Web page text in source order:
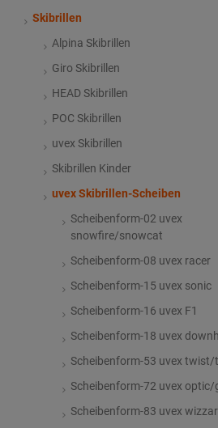
Skibrillen
Alpina Skibrillen
Giro Skibrillen
HEAD Skibrillen
POC Skibrillen
uvex Skibrillen
Skibrillen Kinder
uvex Skibrillen-Scheiben
Scheibenform-02 uvex
snowfire/snowcat
Scheibenform-08 uvex racer
Scheibenform-15 uvex sonic
Scheibenform-16 uvex F1
Scheibenform-18 uvex
Scheibenform-53 uvex
Scheibenform-72 uvex optic/
Scheibenform-83 uvex